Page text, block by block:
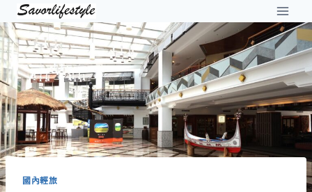
Skip
to
content
國內輕旅